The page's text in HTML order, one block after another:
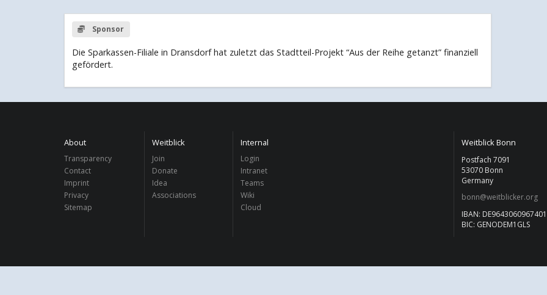
Sponsor
Die Sparkassen-Filiale in Dransdorf hat zuletzt das Stadtteil-Projekt “Aus der Reihe getanzt” finanziell
gefördert.
About
Transparency
Contact
Imprint
Privacy
Sitemap
Weitblick
Join
Donate
Idea
Associations
Internal
Login
Intranet
Teams
Wiki
Cloud
Weitblick Bonn
Postfach 7091
53070 Bonn
Germany
bonn@weitblicker.org
IBAN:
BIC: GENODEM1GLS